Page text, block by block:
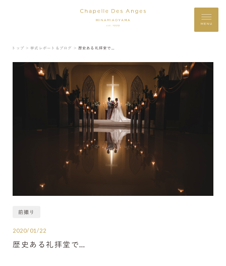
MENU
トップ ＞ 挙式レポート＆ブログ ＞ 歴史ある礼拝堂で…
前撮り
2020/01/22
歴史ある礼拝堂で…